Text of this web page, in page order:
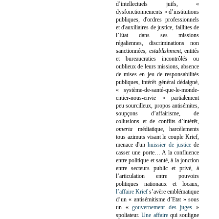
d’intellectuels juifs, «
dysfonctionnements » d’institutions
publiques, d'ordres professionnels
et d'auxiliaires de justice, faillites de
l’Etat dans ses missions
régaliennes, discriminations non
sanctionnées, establishment, entités
et bureaucraties incontrôlés ou
oublieux de leurs missions, absence
de mises en jeu de responsabilités
publiques, intérêt général dédaigné,
« système-de-santé-que-le-monde-
entier-nous-envie » partialement
peu sourcilleux, propos antisémites,
soupçons d’affairisme, de
collusions et de conflits d’intérêt,
omerta médiatique, harcèlements
tous azimuts visant le couple Krief,
menace d'unhuissier de justicede
casser une porte… A la confluence
entre politique et santé, à la jonction
entre secteurs public et privé, à
l’articulation entre pouvoirs
politiques nationaux et locaux,
l’affaire Krief s’avère emblématique
d’un « antisémitisme d’Etat » sous
un «gouvernement des juges »
spoliateur.Une affairequi souligne